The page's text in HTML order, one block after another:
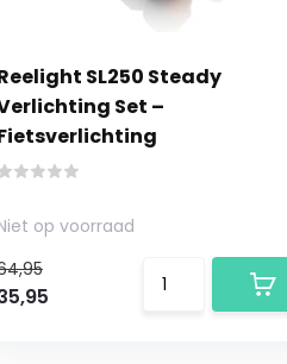
SL250 Steady
Set –
op voorraad